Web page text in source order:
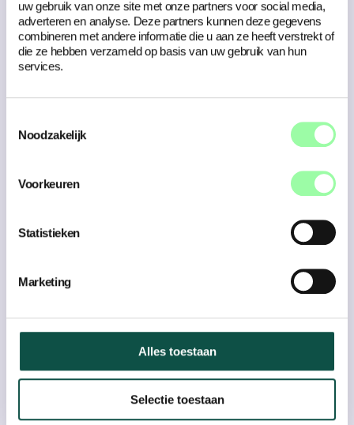
uw gebruik van onze site met onze partners voor social media,
adverteren en analyse. Deze partners kunnen deze gegevens
combineren met andere informatie die u aan ze heeft verstrekt of
die ze hebben verzameld op basis van uw gebruik van hun
services.
Noodzakelijk
Voorkeuren
Statistieken
Marketing
Alles toestaan
Selectie toestaan
Hoe vervul je met jouw product of dienst de behoefte
Het tweede deel ben jij als bedrijf, of beter gezegd:
jouw waardepropositie. Dit is in principe een vaag
met jouw product of dienst de behoefte van je
doelgroep? Dit baseer je op een aantal factoren.
diensten die jij aanbiedt aan de klant. Ten tweede heb
je deGain Creators: op welke manier bieden jouw
diensten een voordeel voor de potentiële klant? Tot slot
bedenk je hoe jouw werkzaamheden de problemen en
pijn van klanten oplossen. DePain Relievers, wordt dit